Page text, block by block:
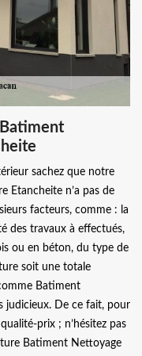
sachez que notre
Etancheite n’a pas de
facteurs, comme : la
des travaux à effectués,
ou en béton, du type de
soit une totale
Batiment
judicieux. De ce fait, pour
prix ; n’hésitez pas
Batiment Nettoyage